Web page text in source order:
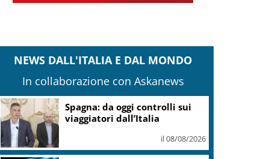
NEWS DALL'ITALIA E DAL MONDO
In collaborazione con Askanews
Spagna: da oggi controlli sui
viaggiatori dall’Italia
il 08/08/2026